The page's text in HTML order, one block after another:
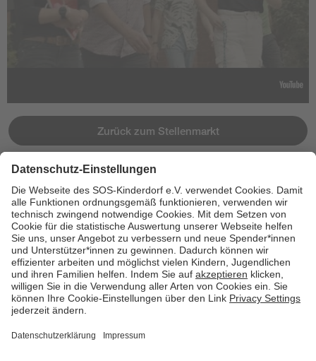
Zurück zum Stellenmarkt
Jetzt bewerben